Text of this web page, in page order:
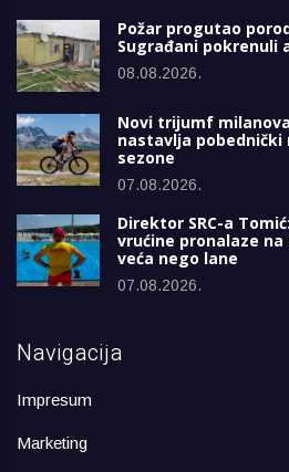
Požar progutao
Sugrađani pokrenuli
08.08.2026.
Novi trijumf
nastavlja pobednički
sezone
07.08.2026.
Direktor SRC-a
vrućine pronalaze
veća nego lane
07.08.2026.
Navigacija
Impresum
Marketing